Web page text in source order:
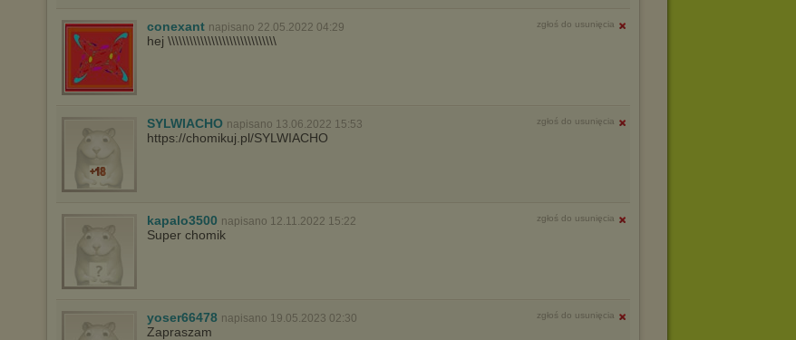
conexant napisano 22.05.2022 04:29 zgłoś do usunięcia
hej \\\\\\\\\\\\\\\\\\\\\\\\\\\\\\
SYLWIACHO napisano 13.06.2022 15:53 zgłoś do usunięcia
https://chomikuj.pl/SYLWIACHO
kapalo3500 napisano 12.11.2022 15:22 zgłoś do usunięcia
Super chomik
yoser66478 napisano 19.05.2023 02:30 zgłoś do usunięcia
Zapraszam